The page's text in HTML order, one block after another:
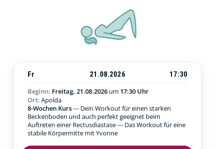
Fr 21.08.2026
17:30
Beginn: Freitag, 21.08.2026 um 17:30 Uhr
Ort: Apolda
8-Wochen Kurs--- Dein Workout für einen starken
Beckenboden und auch perfekt geeignet beim
Auftreten einer Rectusdiastase --- Das Workout für eine
stabile Körpermitte mit Yvonne